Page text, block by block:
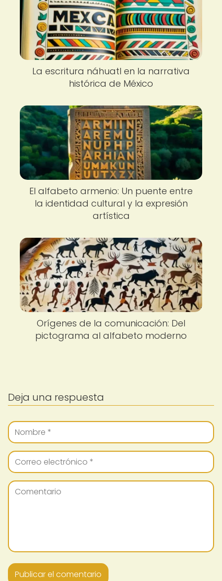
La escritura náhuatl en la narrativa
histórica de México
El alfabeto armenio: Un puente entre
la identidad cultural y la expresión
artística
Orígenes de la comunicación: Del
pictograma al alfabeto moderno
Deja una respuesta